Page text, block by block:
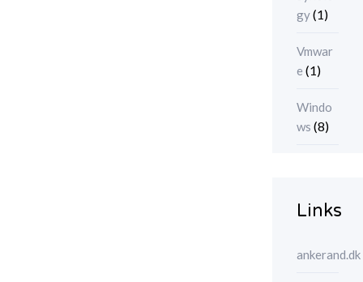
gy(1)
Vmwar
e (1)
Windo
ws (8)
Links
ankerand.dk